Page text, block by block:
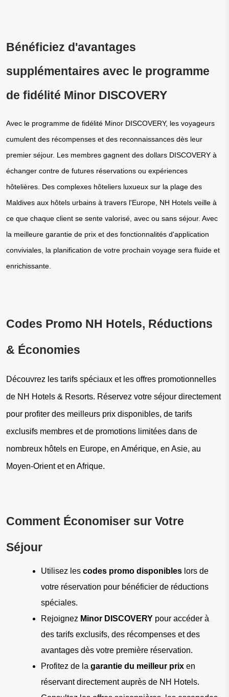
Bénéficiez d'avantages
supplémentaires avec le programme
de fidélité Minor DISCOVERY
Avec le programme de fidélité Minor DISCOVERY, les voyageurs
cumulent des récompenses et des reconnaissances dès leur
premier séjour. Les membres gagnent des dollars DISCOVERY à
échanger contre de futures réservations ou expériences
hôtelières. Des complexes hôteliers luxueux sur la plage des
Maldives aux hôtels urbains à travers l'Europe, NH Hotels veille à
ce que chaque client se sente valorisé, avec ou sans séjour. Avec
la meilleure garantie de prix et des fonctionnalités d'application
conviviales, la planification de votre prochain voyage sera fluide et
enrichissante.
Codes Promo NH Hotels, Réductions
& Économies
Découvrez les tarifs spéciaux et les offres promotionnelles
de NH Hotels & Resorts. Réservez votre séjour directement
pour profiter des meilleurs prix disponibles, de tarifs
exclusifs membres et de promotions limitées dans de
nombreux hôtels en Europe, en Amérique, en Asie, au
Moyen-Orient et en Afrique.
Comment Économiser sur Votre
Séjour
Utilisez les codes promo disponibles lors de
votre réservation pour bénéficier de réductions
spéciales.
Rejoignez Minor DISCOVERY pour accéder à
des tarifs exclusifs, des récompenses et des
avantages dès votre première réservation.
Profitez de la garantie du meilleur prix en
réservant directement auprès de NH Hotels.